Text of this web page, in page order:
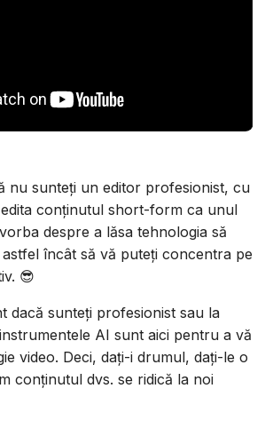
nu sunteți un editor profesionist, cu
conținutul short-form ca unul
despre a lăsa tehnologia să
încât să vă puteți concentra pe
😎
dacă sunteți profesionist sau la
AI sunt aici pentru a vă
video. Deci, dați-i drumul, dați-le o
conținutul dvs. se ridică la noi